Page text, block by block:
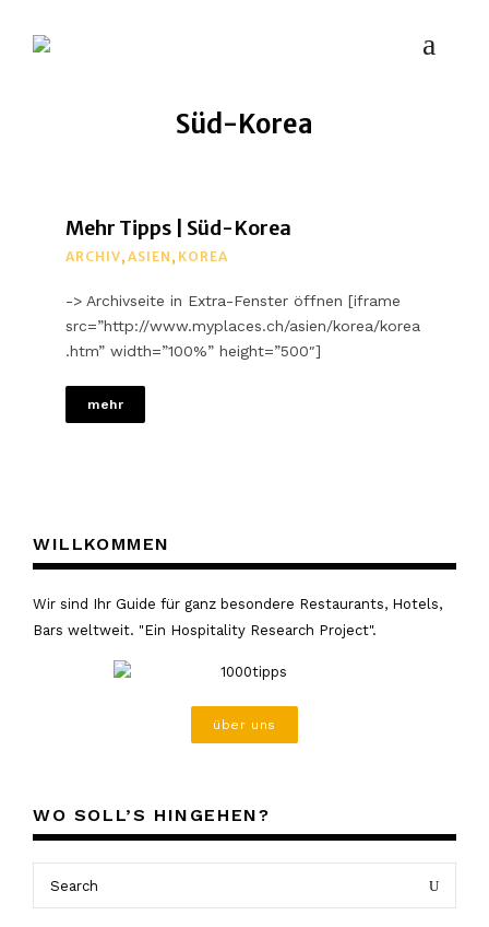
Süd-Korea
Mehr Tipps | Süd-Korea
ARCHIV, ASIEN , KOREA
-> Archivseite in Extra-Fenster öffnen [iframe
src=”http://www.myplaces.ch/asien/korea/korea
.htm” width=”100%” height=”500″]
mehr
WILLKOMMEN
Wir sind Ihr Guide für ganz besondere Restaurants, Hotels,
Bars weltweit. "Ein Hospitality Research Project".
über uns
WO SOLL’S HINGEHEN?
Search